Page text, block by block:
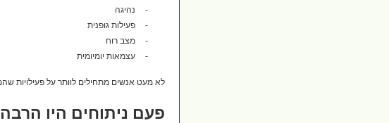
-
נהיגה
-
פעילות גופנית
-
מצב רוח
-
עצמאות יומיומית
לא מעט אנשים מתחילים לוותר על פעילויות
פעם ניתוחים היו